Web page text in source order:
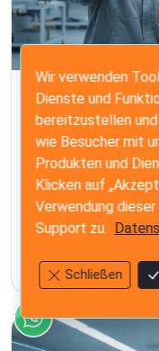
CHINA SOURCING
Lieferanten in
zur
Meistern Sie die
unserem Leitfaden
Überprüfen Sie
sichern Sie Ihre
29. Jun 2026 13
Wir verwenden
Dienste und
bereitzustellen
wie Besucher mit
Produkten und
Klicken auf
Verwendung
Support zu.
Schließen